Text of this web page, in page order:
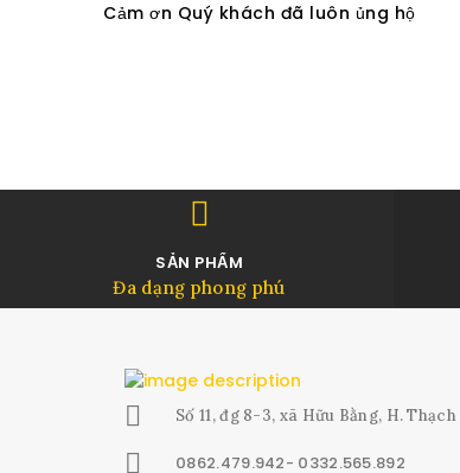
Cảm ơn Quý khách đã luôn ủng hộ
SẢN PHẨM
Đa dạng phong phú
Số 11, đg 8-3, xã Hữu Bằng, H.
0862.479.942- 0332.565.892